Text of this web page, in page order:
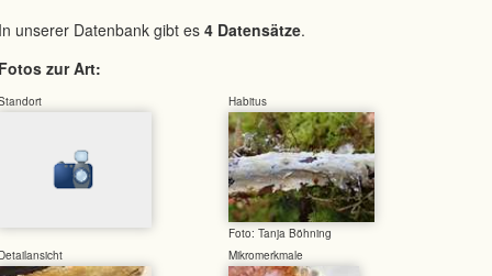
unserer Datenbank gibt es 4 Datensätze.
zur Art:
Habitus
Foto: Tanja Böhning
Mikromerkmale